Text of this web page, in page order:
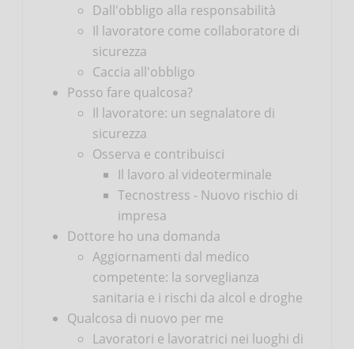
Dall'obbligo alla responsabilità
Il lavoratore come collaboratore di
sicurezza
Caccia all'obbligo
Posso fare qualcosa?
Il lavoratore: un segnalatore di
sicurezza
Osserva e contribuisci
Il lavoro al videoterminale
Tecnostress - Nuovo rischio di
impresa
Dottore ho una domanda
Aggiornamenti dal medico
competente: la sorveglianza
sanitaria e i rischi da alcol e droghe
Qualcosa di nuovo per me
Lavoratori e lavoratrici nei luoghi di